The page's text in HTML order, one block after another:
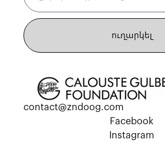
ուղարկել
contact@zndoog.com
Facebook
Instagram